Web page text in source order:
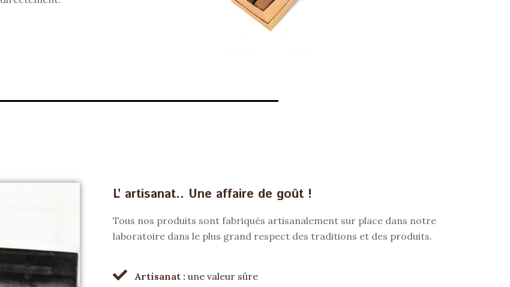
L’ artisanat.. Une affaire de goût !
Tous nos produits sont fabriqués artisanalement sur place dans notre
laboratoire dans le plus grand respect des traditions et des produits.
Artisanat : une valeur sûre